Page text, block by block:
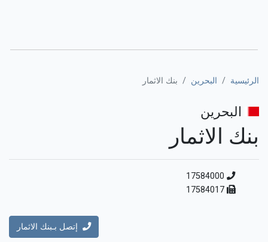
الرئيسية البحرين بنك الاثمار
البحرين
بنك الاثمار
إتصل بـبنك الاثمار